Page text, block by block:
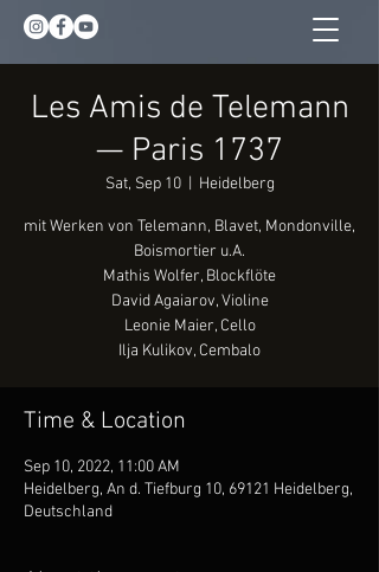
Les Amis de Telemann
— Paris 1737
Sat, Sep 10
  |
Heidelberg
mit Werken von Telemann, Blavet, Mondonville,
Boismortier u.A.
Mathis Wolfer, Blockflöte
David Agaiarov, Violine
Leonie Maier, Cello
Ilja Kulikov, Cembalo
Time & Location
Sep 10, 2022, 11:00 AM
Heidelberg, An d. Tiefburg 10, 69121 Heidelberg,
Deutschland